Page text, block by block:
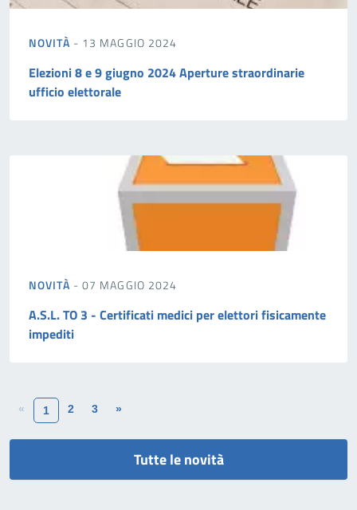
NOVITÀ - 13 MAGGIO 2024
Elezioni 8 e 9 giugno 2024 Aperture straordinarie
ufficio elettorale
NOVITÀ - 07 MAGGIO 2024
A.S.L. TO 3 - Certificati medici per elettori fisicamente
impediti
« 1 2 3 »
Tutte le novità